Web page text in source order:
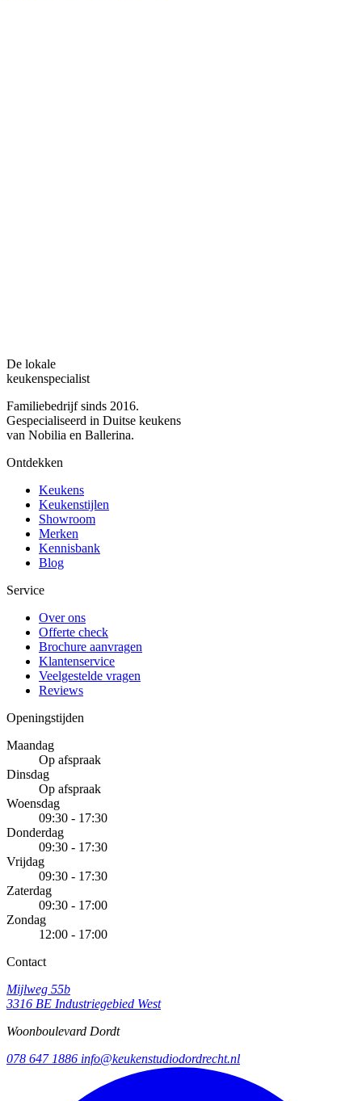
De lokale
keukenspecialist
Familiebedrijf sinds 2016.
Gespecialiseerd in Duitse keukens
van Nobilia en Ballerina.
Ontdekken
Keukens
Keukenstijlen
Showroom
Merken
Kennisbank
Blog
Service
Over ons
Offerte check
Brochure aanvragen
Klantenservice
Veelgestelde vragen
Reviews
Openingstijden
Maandag
Op afspraak
Dinsdag
Op afspraak
Woensdag
09:30 - 17:30
Donderdag
09:30 - 17:30
Vrijdag
09:30 - 17:30
Zaterdag
09:30 - 17:00
Zondag
12:00 - 17:00
Contact
Mijlweg 55b
3316 BE Industriegebied West
Woonboulevard Dordt
078 647 1886 info@keukenstudiodordrecht.nl